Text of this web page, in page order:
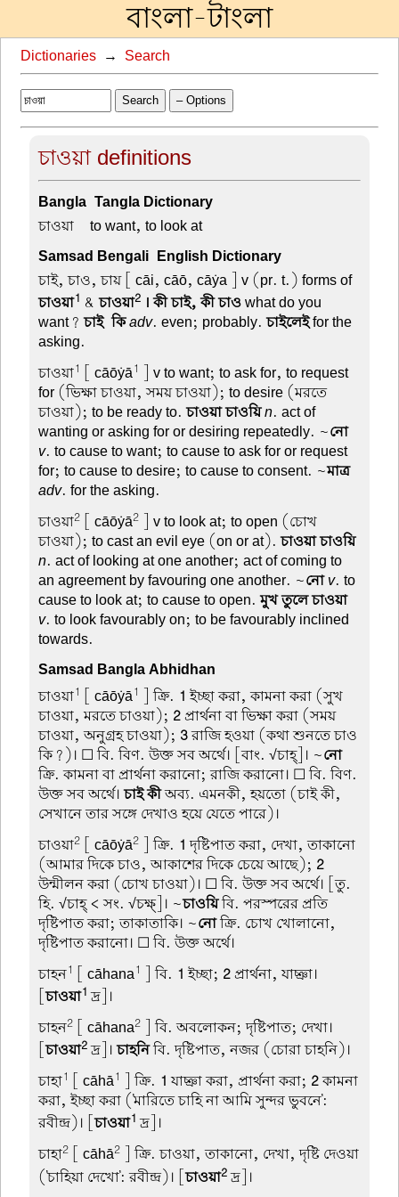
বাংলা-টাংলা
Dictionaries → Search
Search – Options
চাওয়া definitions
Bangla-Tangla Dictionary
চাওয়া –to want, to look at
Samsad Bengali-English Dictionary
চাই, চাও, চায়[ cāi, cāō, cāẏa ] v (pr. t.) forms of
চাওয়া1 &চাওয়া2 । কী চাই, কী চাওwhat do you
want?চাই-কিadv. even; probably.চাইলেইfor the
asking.
চাওয়া1 [ cāōẏā1
] v to want; to ask for, to request
for (ভিক্ষা চাওয়া, সময় চাওয়া); to desire (মরতে
চাওয়া); to be ready to.চাওয়া চাওয়িn. act of
wanting or asking for or desiring repeatedly. ~নো
v. to cause to want; to cause to ask for or request
for; to cause to desire; to cause to consent. ~মাত্র
adv. for the asking.
চাওয়া2 [ cāōẏā2
] v to look at; to open (চোখ
চাওয়া); to cast an evil eye (on or at).চাওয়া চাওয়ি
n. act of looking at one another; act of coming to
an agreement by favouring one another. ~নো v. to
cause to look at; to cause to open.মুখ তুলে চাওয়া
v. to look favourably on; to be favourably inclined
towards.
Samsad Bangla Abhidhan
চাওয়া1 [ cāōẏā1 ] ক্রি. 1 ইচ্ছা করা, কামনা করা (সুখ
চাওয়া, মরতে চাওয়া); 2প্রার্থনা বা ভিক্ষা করা (সময়
চাওয়া, অনুগ্রহ চাওয়া); 3রাজি হওয়া (কথা শুনতে চাও
কি?)। ☐ বি. বিণ. উক্ত সব অর্থে। [বাং. √চাহ্]। ~নো
ক্রি. কামনা বা প্রার্থনা করানো; রাজি করানো। ☐ বি. বিণ.
উক্ত সব অর্থে।চাই কীঅব্য. এমনকী, হয়তো (চাই কী,
সেখানে তার সঙ্গে দেখাও হয়ে যেতে পারে)।
চাওয়া2 [ cāōẏā2 ] ক্রি. 1 দৃষ্টিপাত করা, দেখা, তাকানো
(আমার দিকে চাও, আকাশের দিকে চেয়ে আছে); 2
উন্মীলন করা (চোখ চাওয়া)। ☐ বি. উক্ত সব অর্থে। [তু.
হি. √চাহ্ < সং. √চক্ষ্]। ~চাওয়িবি. পরস্পরের প্রতি
দৃষ্টিপাত করা; তাকাতাকি। ~নোক্রি. চোখ খোলানো,
দৃষ্টিপাত করানো। ☐ বি. উক্ত অর্থে।
চাহন1 [ cāhana1 ] বি. 1 ইচ্ছা; 2প্রার্থনা, যাচ্ঞা।
[চাওয়া1 দ্র]।
চাহন2 [ cāhana2
] বি. অবলোকন; দৃষ্টিপাত; দেখা।
[চাওয়া2দ্র]।চাহনিবি. দৃষ্টিপাত, নজর (চোরা চাহনি)।
চাহা1 [ cāhā1 ] ক্রি. 1 যাচ্ঞা করা, প্রার্থনা করা; 2কামনা
করা, ইচ্ছা করা ('মারিতে চাহি না আমি সুন্দর ভুবনে':
রবীন্দ্র)। [চাওয়া1 দ্র]।
চাহা2 [ cāhā2
] ক্রি. চাওয়া, তাকানো, দেখা, দৃষ্টি দেওয়া
('চাহিয়া দেখো': রবীন্দ্র)। [চাওয়া2দ্র]।